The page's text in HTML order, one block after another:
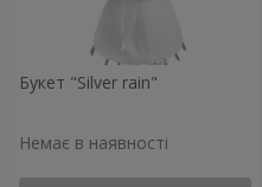
Букет "Silver rain"
Немає в наявності